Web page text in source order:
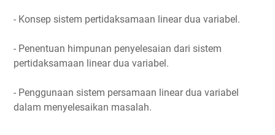
- Konsep sistem pertidaksamaan linear dua variabel.
- Penentuan himpunan penyelesaian dari sistem
pertidaksamaan linear dua variabel.
- Penggunaan sistem persamaan linear dua variabel
dalam menyelesaikan masalah.